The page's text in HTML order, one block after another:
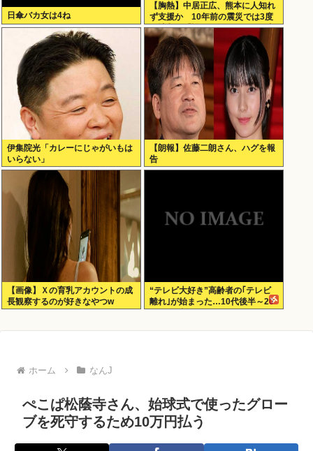
日傘バカ女は4ね
【胸熱】中居正広、熊本に人知れ
ず支援か 10年前の震災では3度
現地入り「誰にも知られなくて良
い」
伊集院光「カレーにじゃがいもは
いらない」
【朗報】佐藤二朗さん、ハグを報
告
【画像】Ｘの育乳アカウントの成
長観察するのが好きなやつw
“テレビ大好き”高齢者の｢テレビ
離れ｣が始まった…10代後半～20
ホーム なんJ
ぺこぱ松蔭寺さん、始球式で使ったグロー
ブを死守するため10万円払う